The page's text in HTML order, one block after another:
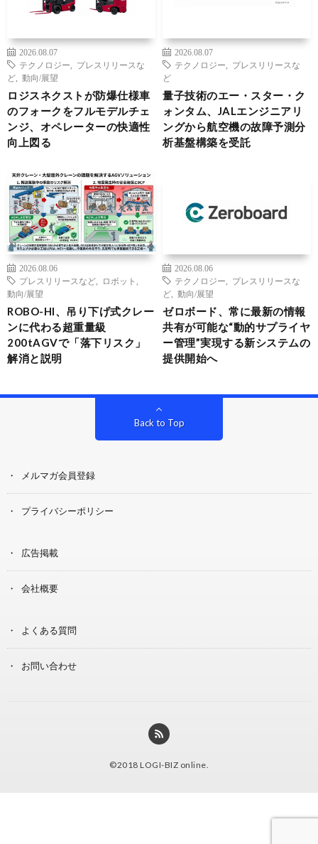
2026.08.07
テクノロジー
プレスリリースな
ど
動向/展望
ロジスネクストが防爆仕様車
のフォークをフルモデルチェ
ンジ、オペレーターの快適性
向上図る
2026.08.07
テクノロジー
プレスリリースな
ど
量子技術のエー・スター・ク
ォンタム、JALエンジニアリ
ングから航空機の故障予測分
析基盤構築を受託
2026.08.06
プレスリリースなど
ロボット
動向/展望
ROBO-HI、吊り下げ式クレー
ンに代わる超重量級
200tAGVで「落下リスク」
解消と説明
2026.08.06
テクノロジー
プレスリリースな
ど
動向/展望
ゼロボード、常に最新の情報
共有が可能な“動的サプライヤ
ー管理”実現する新システムの
提供開始へ
Back to Top
メルマガ会員登録
プライバシーポリシー
広告掲載
会社概要
よくある質問
お問い合わせ
©2018 LOGI-BIZ online.